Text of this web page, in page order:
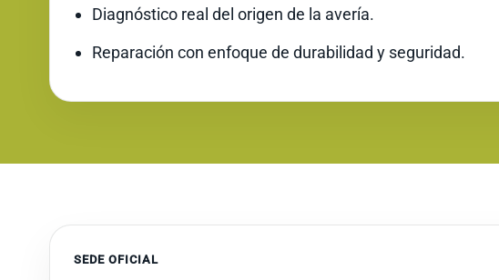
Diagnóstico real del origen de la avería.
Reparación con enfoque de durabilidad y seguridad.
SEDE OFICIAL